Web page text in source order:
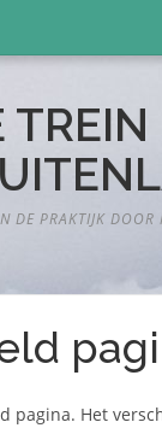
DE PRAKTIJK DOOR
pagina. Het